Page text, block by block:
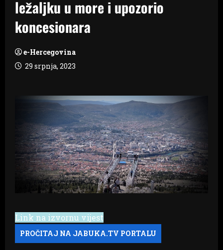
ležaljku u more i upozorio
koncesionara
e-Hercegovina
29 srpnja, 2023
Link na izvornu vijest